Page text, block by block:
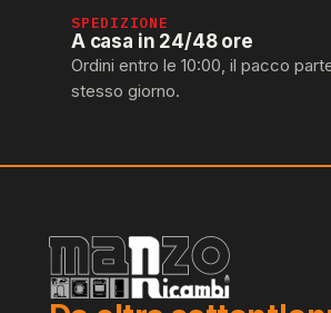
SPEDIZIONE
A casa in 24/48 ore
Ordini entro le 10:00, il pacco
stesso giorno.